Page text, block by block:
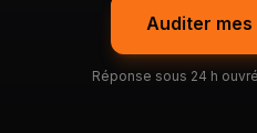
Auditer
Réponse sous 24 h